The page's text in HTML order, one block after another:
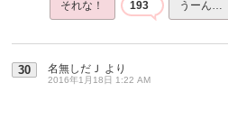
それな！ 193 うーん…
30 名無しだＪ より
2016年1月18日 1:22 AM